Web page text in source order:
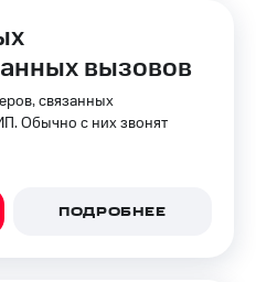
вызовов
связанных
Обычно с них звонят
ПОДРОБНЕЕ